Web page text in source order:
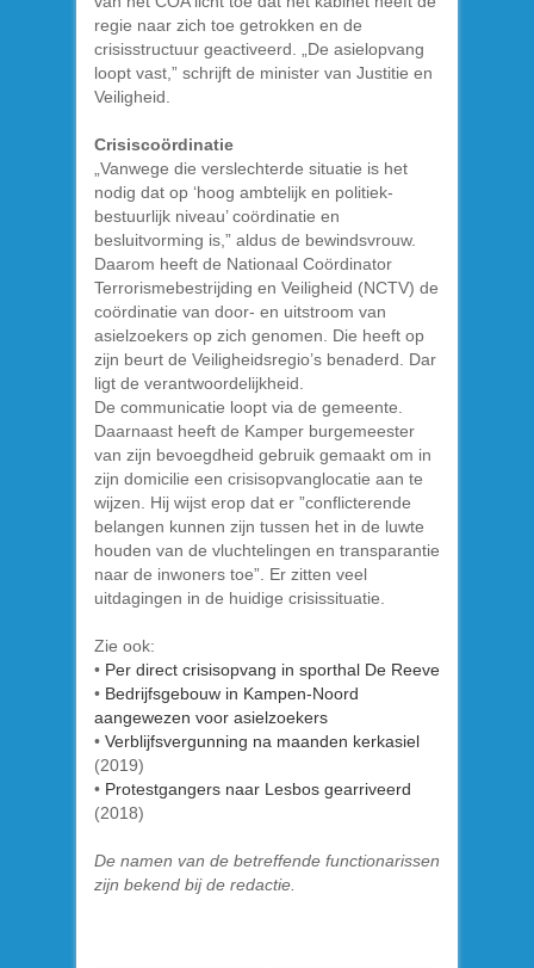
regie naar zich toe getrokken en de
crisisstructuur geactiveerd. „De asielopvang
loopt vast,” schrijft de minister van Justitie en
Veiligheid.
Crisiscoördinatie
„Vanwege die verslechterde situatie is het
nodig dat op ‘hoog ambtelijk en politiek-
bestuurlijk niveau’ coördinatie en
besluitvorming is,” aldus de bewindsvrouw.
Daarom heeft de Nationaal Coördinator
Terrorismebestrijding en Veiligheid (NCTV) de
coördinatie van door- en uitstroom van
asielzoekers op zich genomen. Die heeft op
zijn beurt de Veiligheidsregio’s benaderd. Dar
ligt de verantwoordelijkheid.
De communicatie loopt via de gemeente.
Daarnaast heeft de Kamper burgemeester
van zijn bevoegdheid gebruik gemaakt om in
zijn domicilie een crisisopvanglocatie aan te
wijzen. Hij wijst erop dat er ”conflicterende
belangen kunnen zijn tussen het in de luwte
houden van de vluchtelingen en transparantie
naar de inwoners toe”. Er zitten veel
uitdagingen in de huidige crisissituatie.
Zie ook:
• Per direct crisisopvang in sporthal De Reeve
• Bedrijfsgebouw in Kampen-Noord
aangewezen voor asielzoekers
• Verblijfsvergunning na maanden kerkasiel
(2019)
• Protestgangers naar Lesbos gearriveerd
(2018)
De namen van de betreffende functionarissen
zijn bekend bij de redactie.